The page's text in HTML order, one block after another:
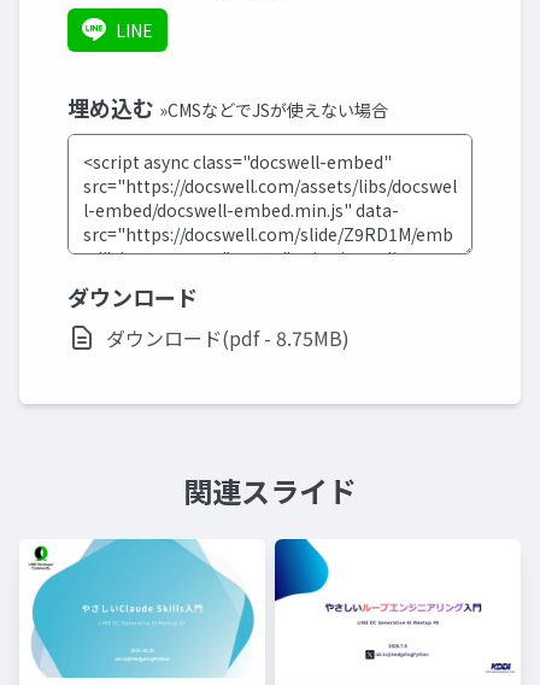
LINE
埋め込む »CMSなどでJSが使えない場合
ダウンロード
ダウンロード(pdf - 8.75MB)
関連スライド